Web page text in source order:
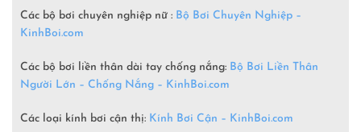
Các bộ bơi chuyên nghiệp nữ : Bộ Bơi Chuyên Nghiệp –
KinhBoi.com
Các bộ bơi liền thân dài tay chống nắng: Bộ Bơi Liền Thân
Người Lớn – Chống Nắng – KinhBoi.com
Các loại kính bơi cận thị: Kính Bơi Cận – KinhBoi.com